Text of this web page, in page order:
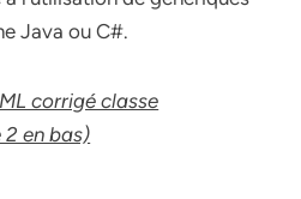
Java ou C#.
corrigé classe
en bas)